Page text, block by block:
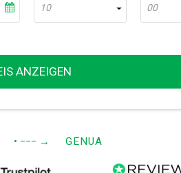
10 00
ANZEIGEN
• −−− → GENUA